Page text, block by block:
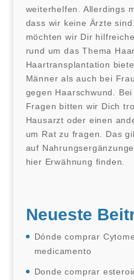
weiterhelfen. Allerdings
dass wir keine Ärzte
möchten wir Dir
rund um das Thema
Haartransplantation
Männer als auch bei
gegen Haarschwund.
Fragen bitten wir Dich
Hausarzt oder einen
um Rat zu fragen. Das
auf
hier Erwähnung finden.
Neueste
Dónde comprar
medicamento
Donde comprar